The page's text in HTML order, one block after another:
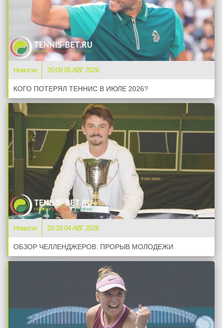
Новости 20:09 05 АВГ 2026
КОГО ПОТЕРЯЛ ТЕННИС В ИЮЛЕ 2026?
Новости 20:18 04 АВГ 2026
ОБЗОР ЧЕЛЛЕНДЖЕРОВ: ПРОРЫВ МОЛОДЕЖИ